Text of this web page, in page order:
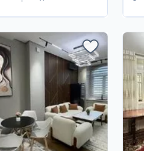
Самаркандский район